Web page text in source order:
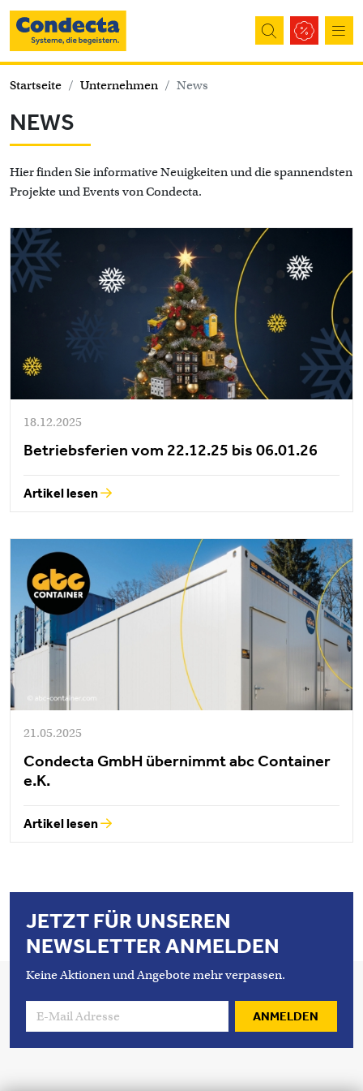
Direkt zum Inhalt
Startseite Unternehmen News
NEWS
Hier finden Sie informative Neuigkeiten und die spannendsten
Projekte und Events von Condecta.
18.12.2025
Betriebsferien vom 22.12.25 bis 06.01.26
Artikel lesen
21.05.2025
Condecta GmbH übernimmt abc Container
e.K.
Artikel lesen
JETZT FÜR UNSEREN
NEWSLETTER ANMELDEN
Keine Aktionen und Angebote mehr verpassen.
ANMELDEN